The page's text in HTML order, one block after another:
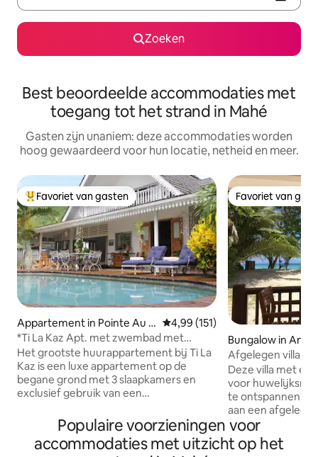
Zoeken
Best beoordeelde accommodaties met
toegang tot het strand in Mahé
Gasten zijn unaniem: deze accommodaties worden
hoog gewaardeerd voor hun locatie, netheid en meer.
Topfavoriet van gasten
Favoriet van gasten
Appartement in Pointe Au S
el
Gemiddelde beoordeling van
4,99 (151)
*Ti La Kaz Apt. met zwembad met
zeezicht buiten douches
Het grootste huurappartement bij Ti La
Kaz is een luxe appartement op de
begane grond met 3 slaapkamers en
exclusief gebruik van een
wordt niet gedeeld met het
huurappartement boven. Ingericht in
een koloniaal Creools design met een
Favoriet van
Favoriet van
Bungalow in Anse
Afgelegen villa
GRATIS WIFI
Deze villa met
voor
te ontspannen in
aan een
slechts een paar
veranda. De villa
van de mooiste
Populaire voorzieningen voor
accommodaties met uitzicht op het